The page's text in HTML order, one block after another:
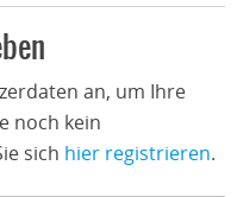
an, um Ihre
noch kein
sich hier registrieren.